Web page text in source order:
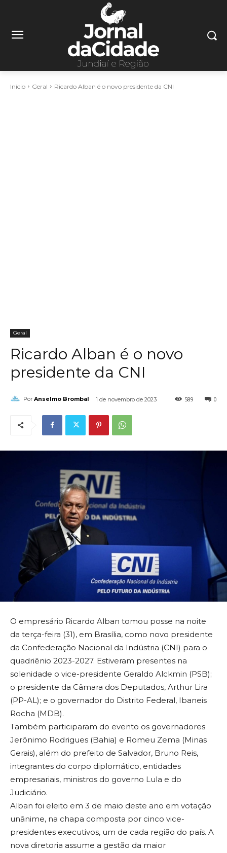
Início Geral Ricardo Alban é o novo presidente da CNI
Geral
Ricardo Alban é o novo
presidente da CNI
Por Anselmo Brombal 1 de novembro de 2023 0
589
O empresário Ricardo Alban tomou posse na noite
da terça-feira (31), em Brasília, como novo presidente
da Confederação Nacional da Indústria (CNI) para o
quadriênio 2023-2027. Estiveram presentes na
solenidade o vice-presidente Geraldo Alckmin (PSB);
o presidente da Câmara dos Deputados, Arthur Lira
(PP-AL); e o governador do Distrito Federal, Ibaneis
Rocha (MDB).
Também participaram do evento os governadores
Jerônimo Rodrigues (Bahia) e Romeu Zema (Minas
Gerais), além do prefeito de Salvador, Bruno Reis,
integrantes do corpo diplomático, entidades
empresariais, ministros do governo Lula e do
Judiciário.
Alban foi eleito em 3 de maio deste ano em votação
unânime, na chapa composta por cinco vice-
presidentes executivos, um de cada região do país. A
nova diretoria assume a gestão da maior